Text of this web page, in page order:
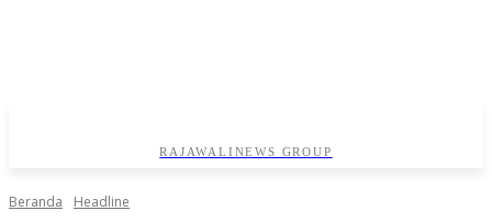
RAJAWALINEWS GROUP
Beranda Headline